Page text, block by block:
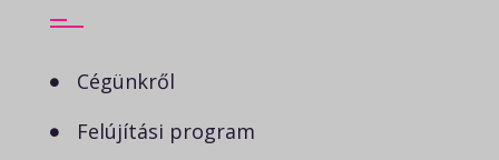
Cégünkről
Felújítási program